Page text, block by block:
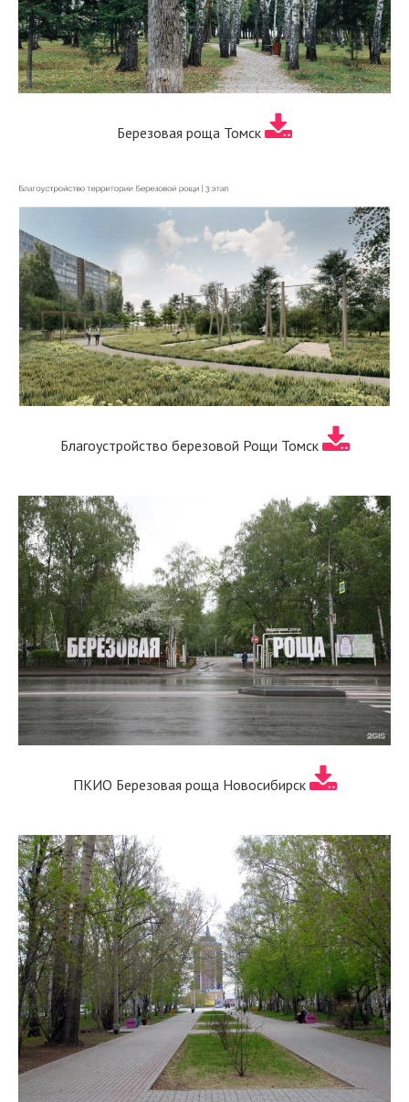
Березовая роща Томск
Благоустройство березовой Рощи Томск
ПКИО Березовая роща Новосибирск